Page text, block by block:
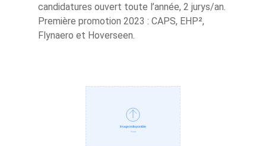
candidatures ouvert toute l’année, 2 jurys/an.
Première promotion 2023 : CAPS, EHP²,
Flynaero et Hoverseen.